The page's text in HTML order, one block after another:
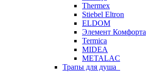
Thermex
Stiebel Eltron
ELDOM
Элемент Комфорта
Termica
MIDEA
METALAC
Трапы для душа